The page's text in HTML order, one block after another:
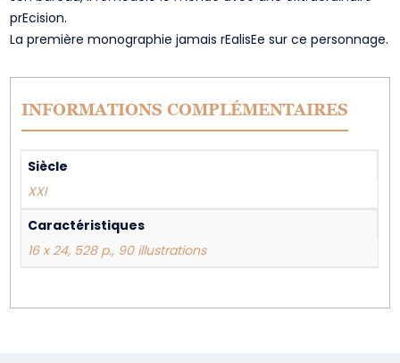
prEcision.
La première monographie jamais rEalisEe sur ce personnage.
INFORMATIONS COMPLÉMENTAIRES
Siècle
XXI
Caractéristiques
16 x 24, 528 p., 90 illustrations